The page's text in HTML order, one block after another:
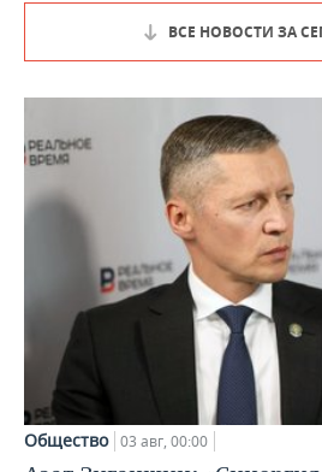
ВСЕ НОВОСТИ ЗА
Общество 03 авг, 00:00